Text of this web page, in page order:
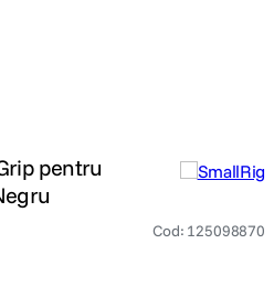
pentru
Cod: 125098870